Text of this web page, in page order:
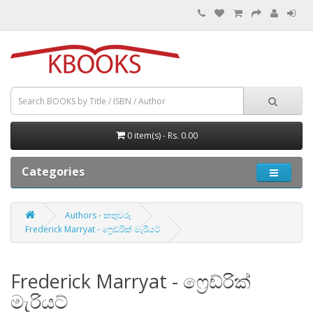
0 item(s) - Rs. 0.00
Categories
Authors - කතුවරු
Frederick Marryat - ෆ්‍රෙඩ්රික් මැරියට්
Frederick Marryat - ෆ්‍රෙඩ්රික්
මැරියට්